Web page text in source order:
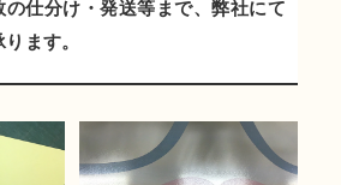
の仕分け・発送等まで、弊社にて
ます。